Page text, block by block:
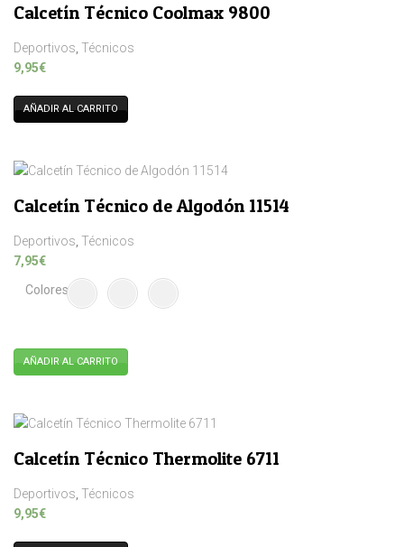
variantes.
opciones
se
pueden
elegir
página
de
producto
Calcetín Técnico Coolmax 9800
Deportivos Técnicos
9,95€
AÑADIR AL CARRITO
Calcetín Técnico de Algodón 11514
Deportivos Técnicos
7,95€
Colores
AÑADIR AL CARRITO
tiene
variantes.
opciones
se
pueden
Calcetín Técnico Thermolite 6711
Deportivos Técnicos
9,95€